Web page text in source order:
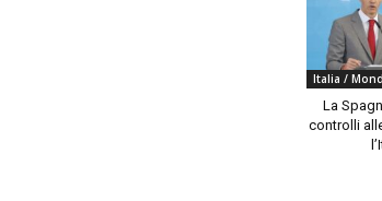
Italia /
La
controlli